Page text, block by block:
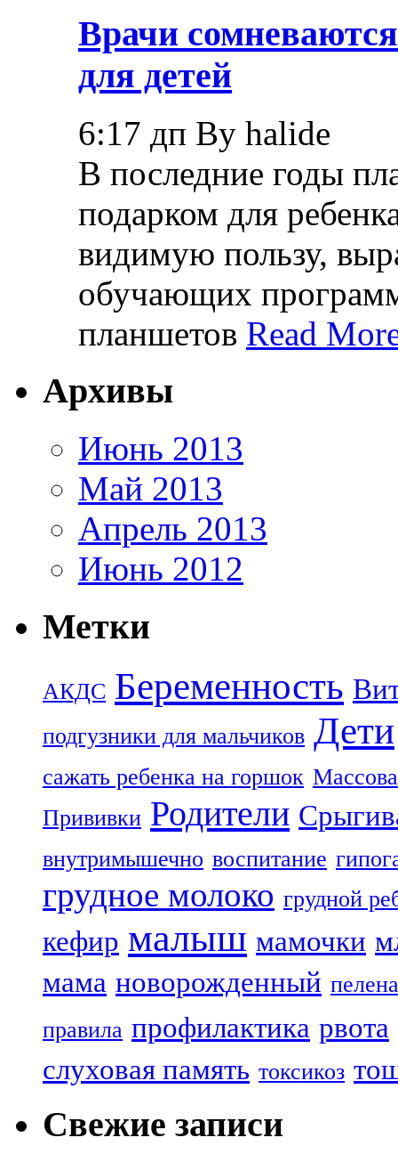
Врачи
для детей
6:17 дп By halide
В последние годы
подарком для
видимую пользу,
обучающих
планшетов Read
Архивы
Июнь 2013
Май 2013
Апрель 2013
Июнь 2012
Метки
АКДС Беременность
подгузники для мальчиков Дети
сажать ребенка на горшок
Прививки Родители
внутримышечно воспитание
грудное молоко грудной
кефир малыш мамочки
мама новорожденный
правила профилактика рвота
слуховая память токсикоз
Свежие записи